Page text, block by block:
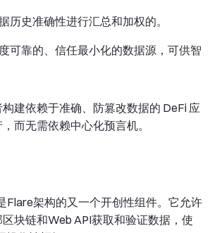
历史准确性进行汇总和加权的。
可靠的、信任最小化的数据源，可供智
建依赖于准确、防篡改数据的 DeFi 应
而无需依赖中心化预言机。
Flare架构的又一个开创性组件。它允许
块链和Web API获取和验证数据，使